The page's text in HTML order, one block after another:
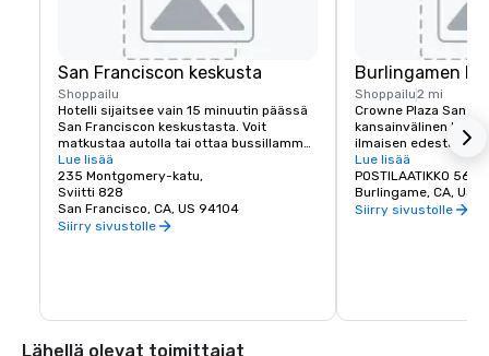
San Franciscon keskusta
Shoppailu
Hotelli sijaitsee vain 15 minuutin päässä
San Franciscon keskustasta. Voit
matkustaa autolla tai ottaa bussillamme
BART (Bay Area Rapid Transit)
päästäksesi upeimpaan
maailmankuultuun kohteeseen.
Lue lisää
235 Montgomery-katu,
Sviitti 828
San Francisco, CA, US 94104
Siirry sivustolle
Burlingamen
Shoppailu2 mi
Crowne Plaza San
kansainvälinen
ilmaisen
Burlingamen
paljon ostos- ja
Lue lisää
POSTILAATIKKO 563
Burlingame, CA, US
Siirry sivustolle
Lähellä olevat toimittajat